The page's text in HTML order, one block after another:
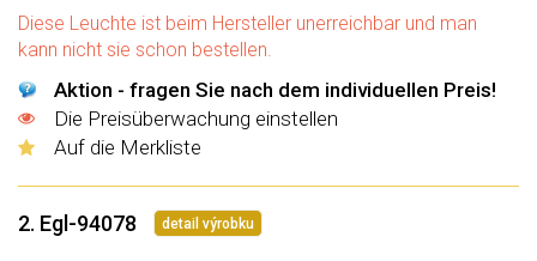
Diese Leuchte ist beim Hersteller unerreichbar und man
kann nicht sie schon bestellen.
Aktion - fragen Sie nach dem individuellen Preis!
Die Preisüberwachung einstellen
Auf die Merkliste
2. Egl-94078 detail výrobku